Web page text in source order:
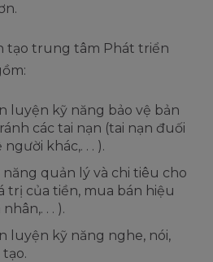
tạo trung tâm Phát triển
luyện kỹ năng bảo vệ bản
các tai nạn (tai nạn đuối
khác,. . . ).
năng quản lý và chi tiêu cho
trị của tiền, mua bán hiệu
. . ).
luyện kỹ năng nghe, nói,
tạo.